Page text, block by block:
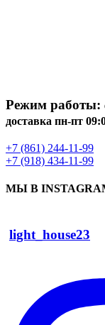
Режим работы:
доставка пн-пт
+7 (861) 244-11-99
+7 (918) 434-11-99
МЫ В
light_house23